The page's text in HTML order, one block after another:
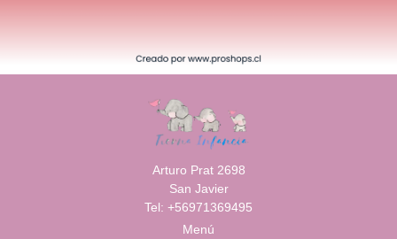
Arturo Prat 2698
San Javier
Tel: +56971369495
Menú